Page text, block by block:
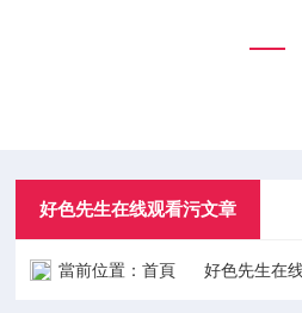
好色先生在线观看污文章
當前位置：首頁 好色先生在